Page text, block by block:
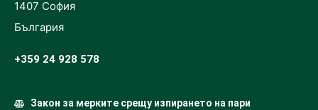
1407 София
България
+359 24 928 578
Закон за мерките срещу изпирането на пари